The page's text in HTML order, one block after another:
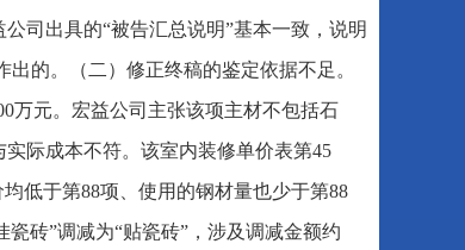
司出具的“被告汇总说明”基本一致，说明
的。（二）修正终稿的鉴定依据不足。
万元。宏益公司主张该项主材不包括石
际成本不符。该室内装修单价表第45
低于第88项、使用的钢材量也少于第88
砖”调减为“贴瓷砖”，涉及调减金额约